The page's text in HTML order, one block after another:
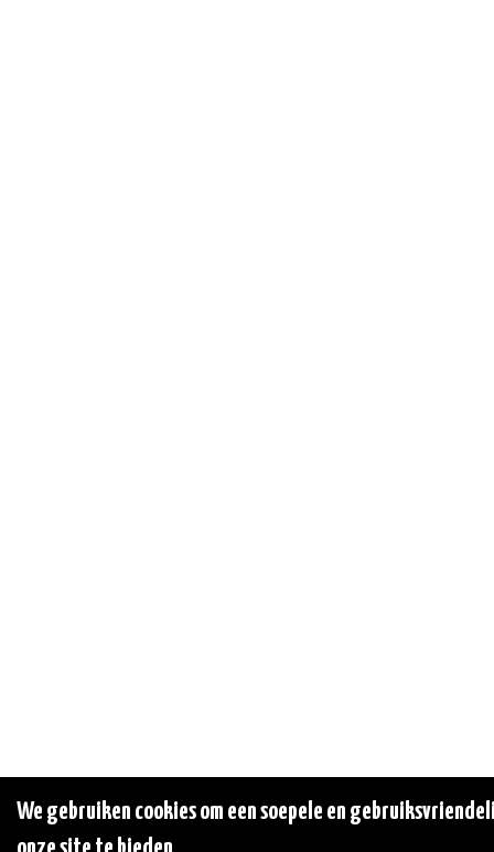
We gebruiken cookies om een soepele en